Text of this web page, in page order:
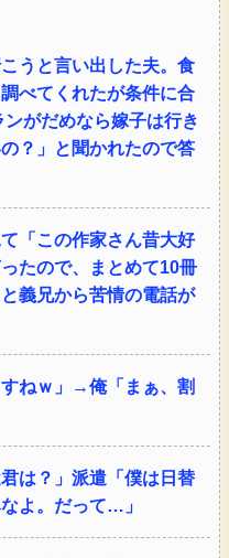
うと言い出した夫。食
べてくれたが条件に合
がだめなら嫁子は行き
？」と聞かれたので答
「この作家さん昔大好
たので、まとめて10冊
義兄から苦情の電話が
ねｗ」→俺「まぁ、割
は？」派遣「僕は日替
よ。だって…」